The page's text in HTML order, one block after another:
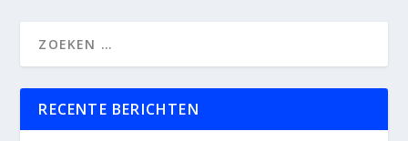
RECENTE BERICHTEN